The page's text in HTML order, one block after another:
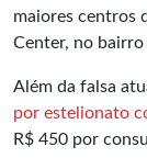
maiores centros
Center, no bairro
Além da falsa
por estelionato
R$ 450 por